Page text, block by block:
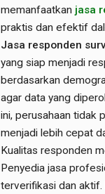
memanfaatkan jasa
praktis dan efektif
Jasa responden
yang siap menjadi
berdasarkan
agar data yang
ini, perusahaan tidak
menjadi lebih cepat
Kualitas responden
Penyedia jasa
terverifikasi dan aktif.